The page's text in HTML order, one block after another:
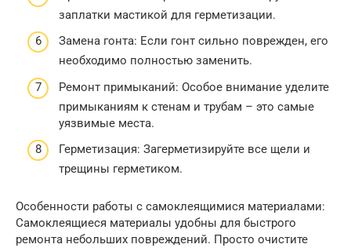
заплатки мастикой для герметизации.
Замена гонта: Если гонт сильно поврежден, его
необходимо полностью заменить.
Ремонт примыканий: Особое внимание уделите
примыканиям к стенам и трубам – это самые
уязвимые места.
Герметизация: Загерметизируйте все щели и
трещины герметиком.
Особенности работы с самоклеящимися материалами:
Самоклеящиеся материалы удобны для быстрого
ремонта небольших повреждений. Просто очистите